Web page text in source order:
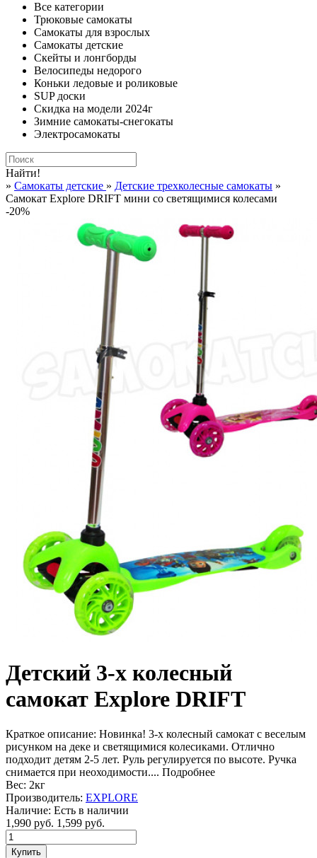
Все категории
Трюковые самокаты
Самокаты для взрослых
Самокаты детские
Cкейты и лонгборды
Велосипеды недорого
Коньки ледовые и роликовые
SUP доски
Скидка на модели 2024г
Зимние самокаты-снегокаты
Электросамокаты
Найти!
» Самокаты детские » Детские трехколесные самокаты »
Самокат Explore DRIFT мини со светящимися колесами
-20%
Детский 3-х колесный
самокат Explore DRIFT
Краткое описание: Новинка! 3-х колесный самокат с веселым
рисунком на деке и светящимися колесиками. Отлично
подходит детям 2-5 лет. Руль регулируется по высоте. Ручка
снимается при неоходимости.... Подробнее
Вес: 2кг
Производитель: EXPLORE
Наличие: Есть в наличии
1,990 руб. 1,599 руб.